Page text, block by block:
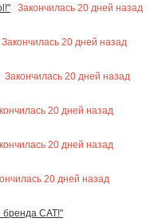
Закончилась 20 дней назад
Закончилась 20 дней назад
Закончилась 20 дней назад
20 дней назад
20 дней назад
20 дней назад
CAT!"